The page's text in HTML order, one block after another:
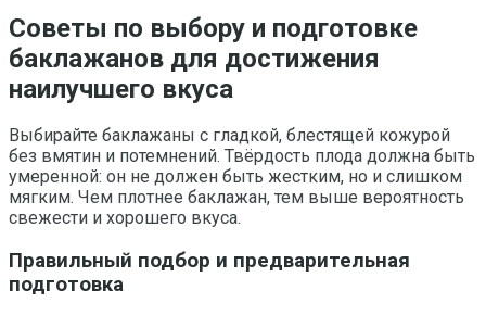
Советы по выбору и подготовке
баклажанов для достижения
наилучшего вкуса
Выбирайте баклажаны с гладкой, блестящей кожурой
без вмятин и потемнений. Твёрдость плода должна быть
умеренной: он не должен быть жестким, но и слишком
мягким. Чем плотнее баклажан, тем выше вероятность
свежести и хорошего вкуса.
Правильный подбор и предварительная
подготовка